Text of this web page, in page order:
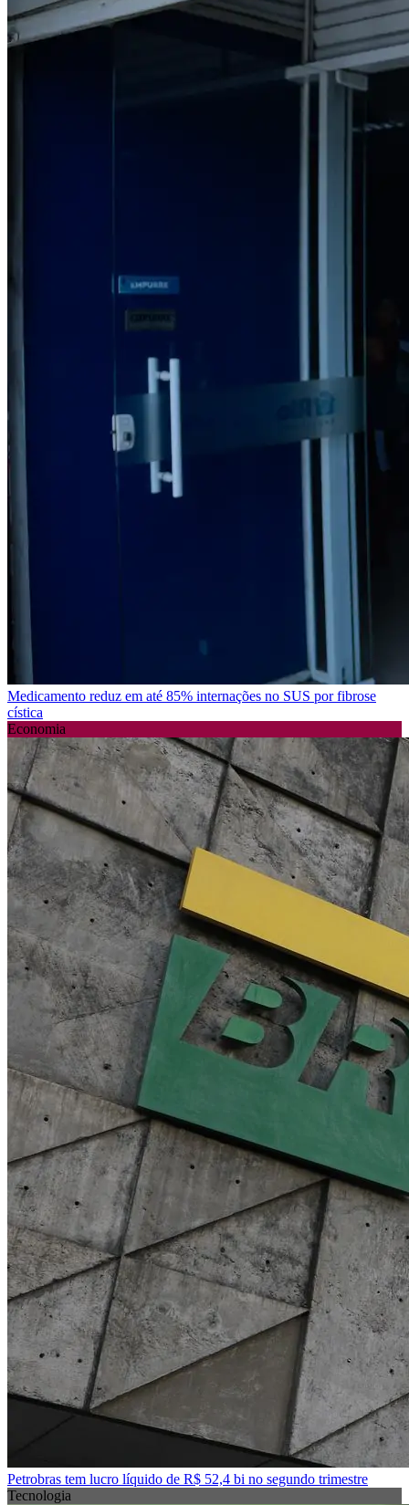
Medicamento reduz em até 85% internações no SUS por fibrose
cística
Economia
Petrobras tem lucro líquido de R$ 52,4 bi no segundo trimestre
Tecnologia